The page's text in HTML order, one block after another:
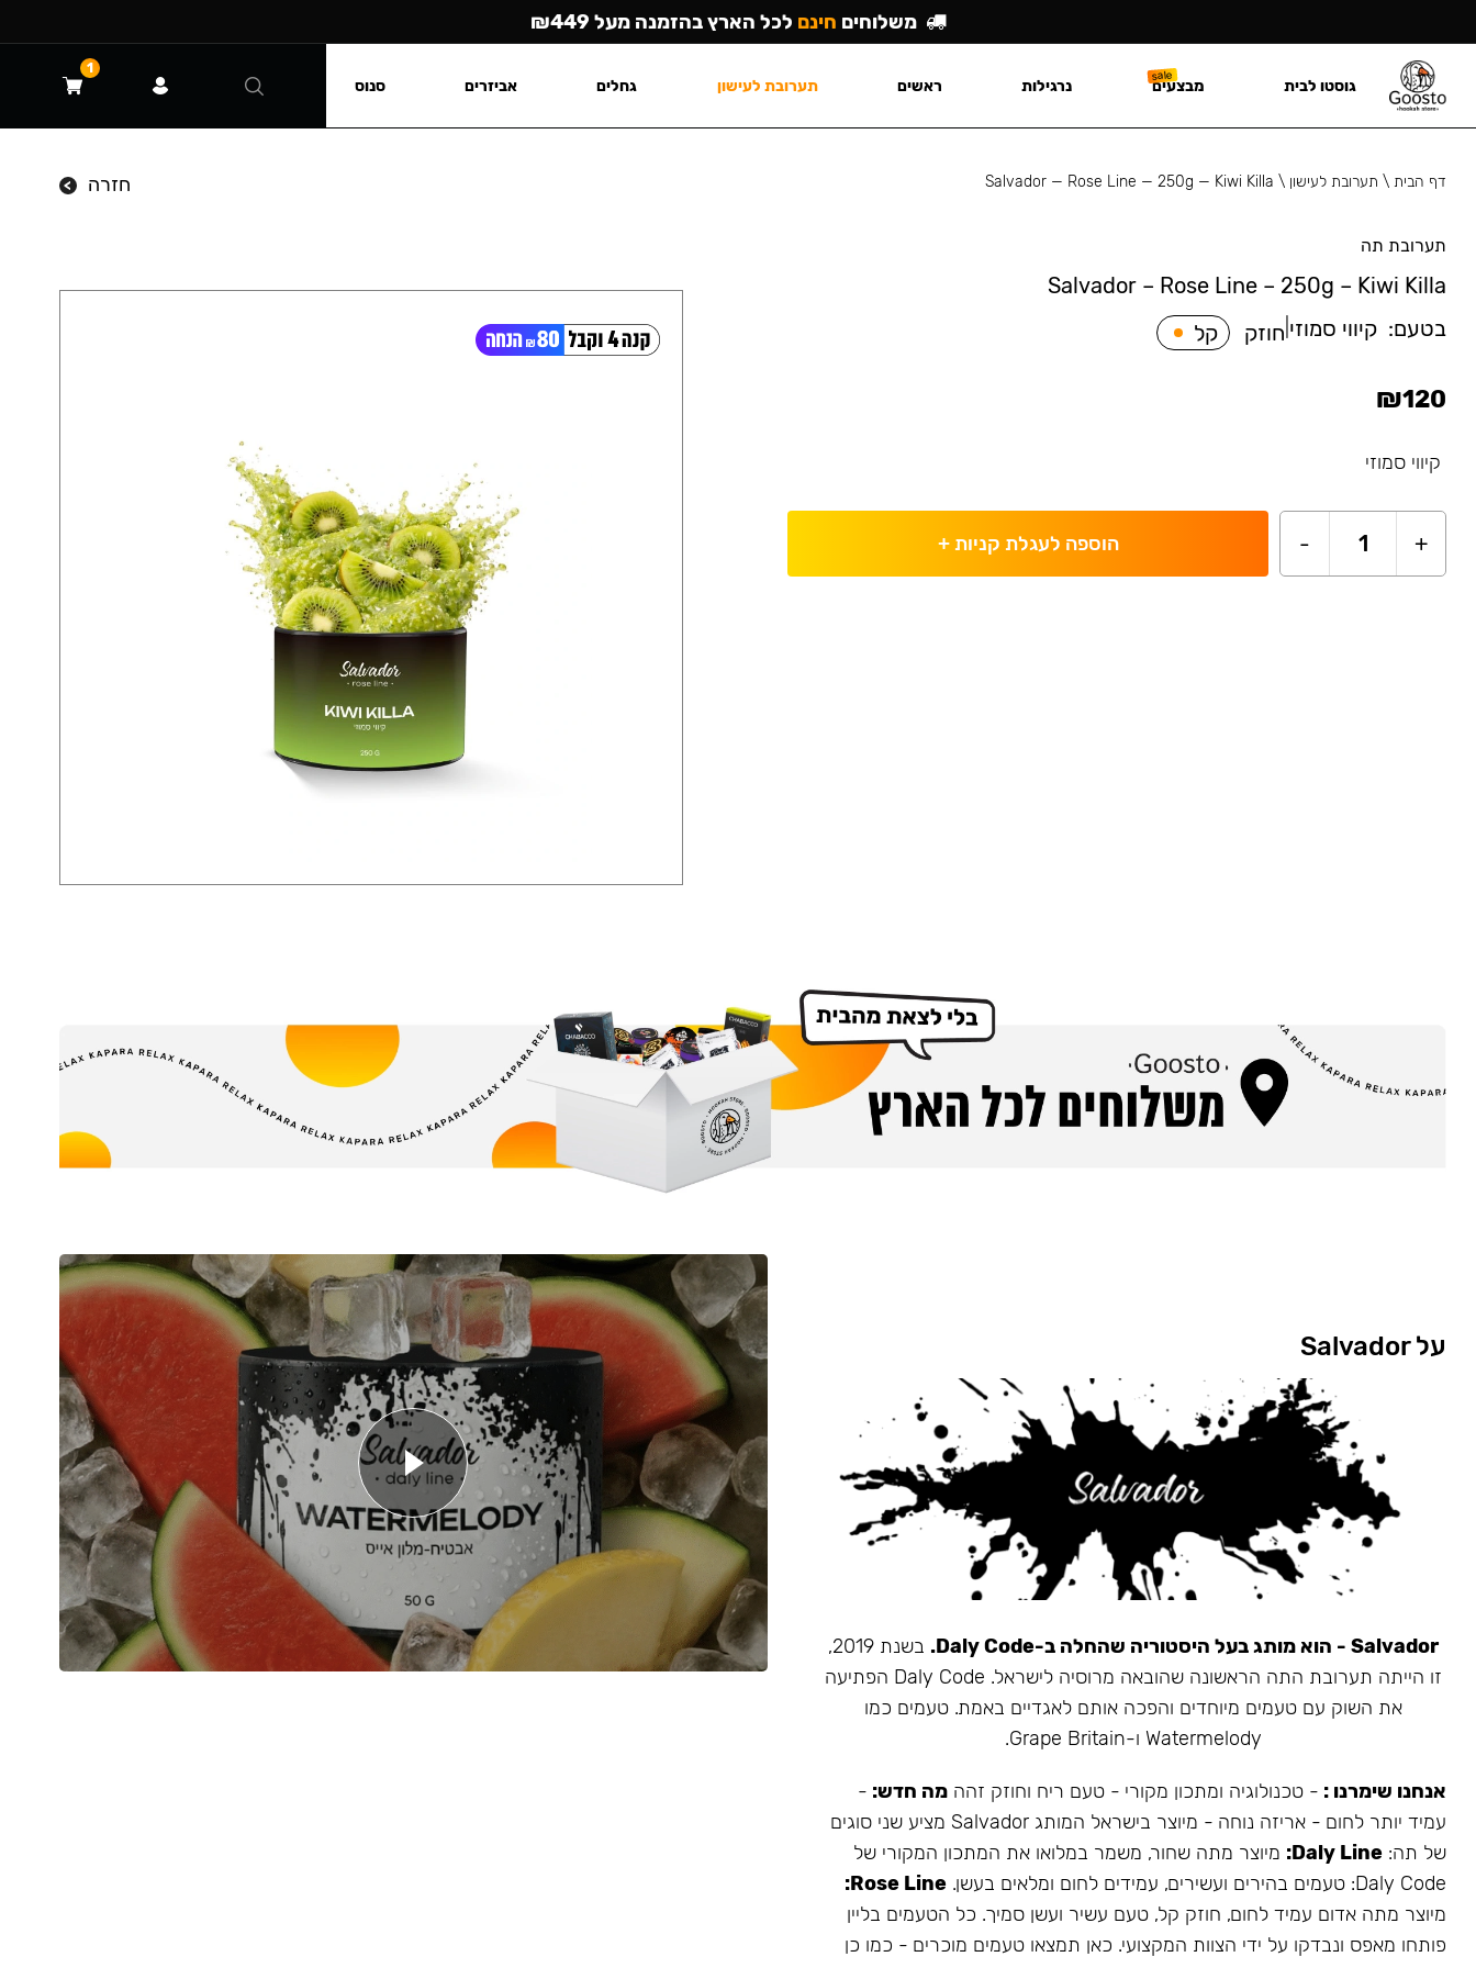
דף הבית\ תערובת לעישון \
Salvador — Rose Line — 250g — Kiwi Killa חזרה
תערובת תה
Salvador – Rose Line – 250g – Kiwi Killa
בטעם: קיווי סמוזי חוזק קל
₪120
קיווי סמוזי
+
1
- הוספה לעגלת קניות+
על Salvador
Salvador - הוא מותג בעל היסטוריה שהחלה ב-Daly Code.
בשנת 2019,
זו הייתה תערובת התה הראשונה שהובאה מרוסיה לישראל. Daly Code הפתיעה
את השוק עם טעמים מיוחדים והפכה אותם לאגדיים באמת. טעמים כמו
Watermelody ו-Grape Britain.
אנחנו שימרנו : - טכנולוגיה ומתכון מקורי - טעם ריח וחוזק זהה מה חדש: -
עמיד יותר לחום - אריזה נוחה - מיוצר בישראל המותג Salvador מציע שני סוגים
של תה: Daly Line: מיוצר מתה שחור, משמר במלואו את המתכון המקורי של
Daly Code: טעמים בהירים ועשירים, עמידים לחום ומלאים בעשן.
Rose Line:
מיוצר מתה אדום עמיד לחום, חוזק קל, טעם עשיר ועשן סמיך. כל הטעמים בליין
פותחו מאפס ונבדקו על ידי הצוות המקצועי. כאן תמצאו טעמים מוכרים - כמו כן
משלוחים חינם לכל הארץ בהזמנה מעל ₪449
גוסטו לבית מבצעים נרגילות ראשים תערובת לעישון גחלים אביזרים סנוס
1